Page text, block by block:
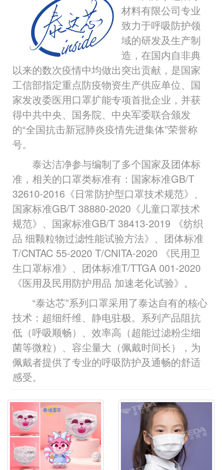
材料有限公司专业
致力于呼吸防护领
域的研发及生产制
造，在国内自非典
以来的数次疫情中均做出突出贡献，是国家
工信部指定重点防疫物资生产供应单位、国
家发改委医用口罩扩能专项首批企业，并获
得中共中央、国务院、中央军委联合颁发
的“全国抗击新冠肺炎疫情先进集体”荣誉称
号。
泰达洁净参与编制了多个国家及团体标
准，相关的口罩类标准有：国家标准GB/T
32610-2016《日常防护型口罩技术规范》、
国家标准GB/T 38880-2020《儿童口罩技术
规范》、国家标准GB/T 38413-2019 《纺织
品 细颗粒物过滤性能试验方法》、团体标准
T/CNTAC 55-2020 T/CNITA-2020 《民用卫
生口罩标准》、团体标准T/TTGA 001-2020
《医用及民用防护用品 加速老化试验》。
“泰达芯”系列口罩采用了泰达自有的核心
技术：超细纤维、静电驻极。系列产品阻抗
低（呼吸顺畅）、效率高（超能过滤粉尘细
菌等微粒）、容尘量大（佩戴时间长），为
佩戴者提供了专业的呼吸防护及通畅的舒适
感受。